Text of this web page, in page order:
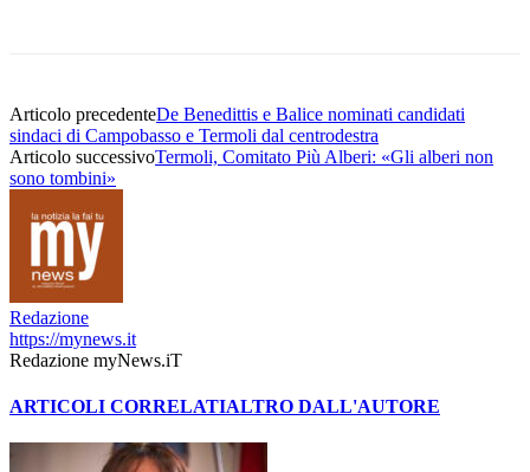
Articolo precedenteDe Benedittis e Balice nominati candidati
sindaci di Campobasso e Termoli dal centrodestra
Articolo successivoTermoli, Comitato Più Alberi: «Gli alberi non
sono tombini»
Redazione
https://mynews.it
Redazione myNews.iT
ARTICOLI CORRELATIALTRO DALL'AUTORE